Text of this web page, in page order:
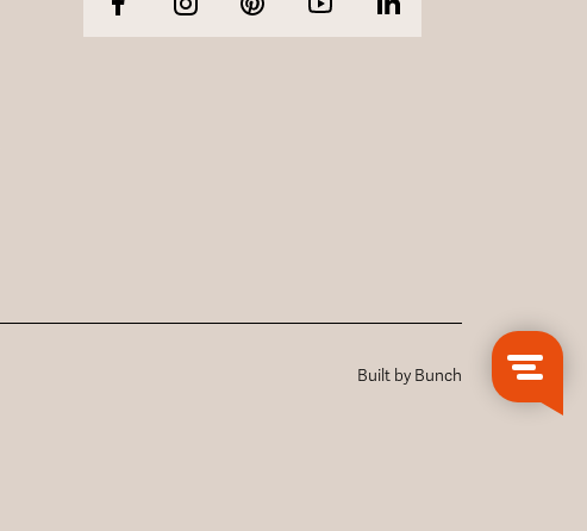
Built by Bunch